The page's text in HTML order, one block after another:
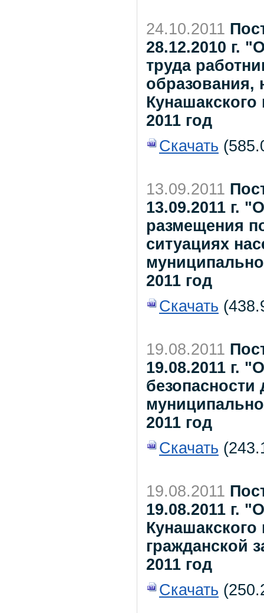
24.10.2011
28.12.2010 г.
труда
образования,
2011 год
Скачать
13.09.2011
13.09.2011 г.
размещения
ситуациях
2011 год
Скачать
19.08.2011
19.08.2011 г.
2011 год
Скачать
19.08.2011
19.08.2011 г.
гражданской
2011 год
Скачать